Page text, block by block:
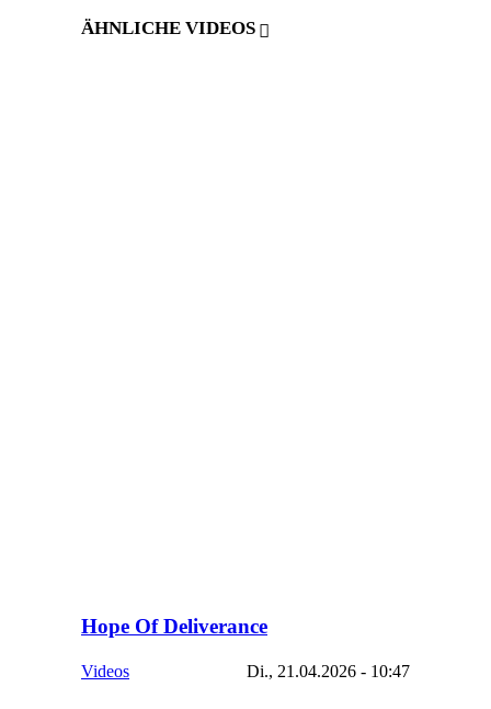
ÄHNLICHE VIDEOS
Hope Of Deliverance
Videos Di., 21.04.2026 - 10:47